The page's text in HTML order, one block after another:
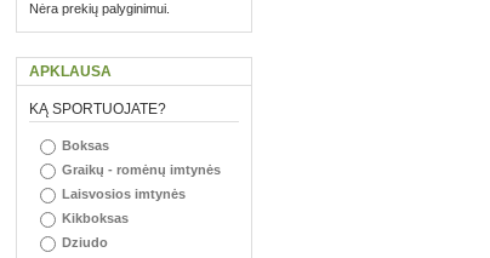
Nėra prekių palyginimui.
APKLAUSA
KĄ SPORTUOJATE?
Boksas
Graikų - romėnų imtynės
Laisvosios imtynės
Kikboksas
Dziudo